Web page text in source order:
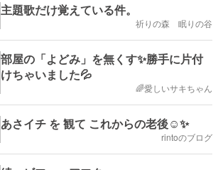
主題歌だけ覚えている件。
祈りの森 眠りの谷
部屋の「よどみ」を無くす✨勝手に片付
けちゃいました💦
🌈愛しいサキちゃん
あさイチ を 観て これからの老後☺️✨
rintoのブログ